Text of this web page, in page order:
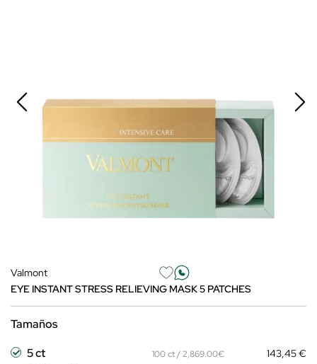
Valmont
EYE INSTANT STRESS RELIEVING MASK 5 PATCHES
Tamaños
5 ct
100 ct / 2,869.00€ 143,45 €